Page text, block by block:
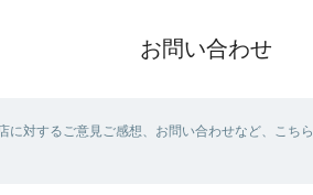
お問い合わせ
に対するご意見ご感想、お問い合わせなど、こち